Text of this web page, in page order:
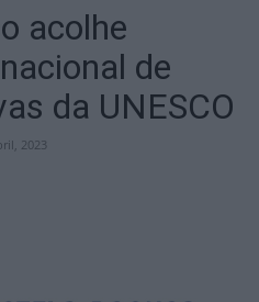
acolhe
de
da UNESCO
2023